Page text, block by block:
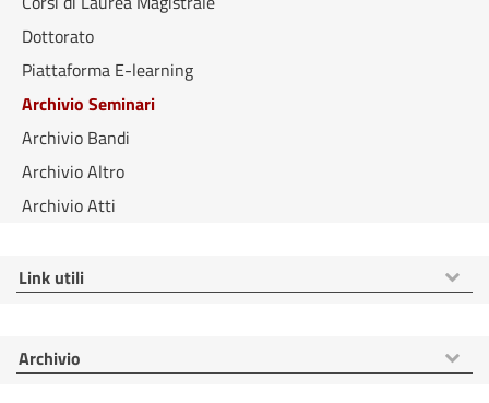
Dottorato
Piattaforma E-learning
Archivio Seminari
Archivio Bandi
Archivio Altro
Archivio Atti
Mostra
voci
Link utili
Mostra
voci
Archivio